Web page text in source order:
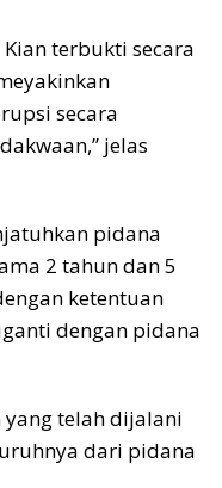
terbukti secara
secara
jelas
pidana
2 tahun dan 5
ketentuan
dengan pidana
yang telah dijalani
dari pidana